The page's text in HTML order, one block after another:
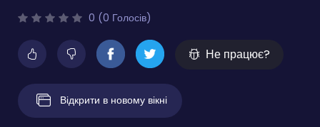
0 (0 Голосів)
Не працює?
Відкрити в новому вікні